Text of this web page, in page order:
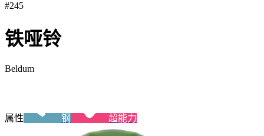
#245
铁哑铃
Beldum
属性 钢 超能力